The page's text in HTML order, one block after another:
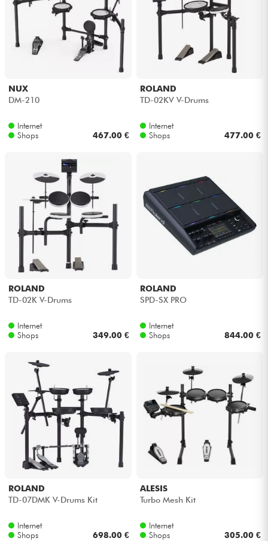
NUX
DM-210
Internet
Shops
467.00 €
ROLAND
TD-02KV V-Drums
Internet
Shops
477.00 €
ROLAND
TD-02K V-Drums
Internet
Shops
349.00 €
ROLAND
SPD-SX PRO
Internet
Shops
844.00 €
ROLAND
TD-07DMK V-Drums Kit
Internet
Shops
698.00 €
ALESIS
Turbo Mesh Kit
Internet
Shops
305.00 €